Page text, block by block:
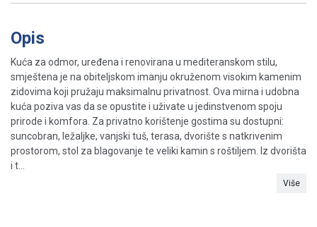
Opis
Kuća za odmor, uređena i renovirana u mediteranskom stilu,
smještena je na obiteljskom imanju okruženom visokim kamenim
zidovima koji pružaju maksimalnu privatnost. Ova mirna i udobna
kuća poziva vas da se opustite i uživate u jedinstvenom spoju
prirode i komfora. Za privatno korištenje gostima su dostupni:
suncobran, ležaljke, vanjski tuš, terasa, dvorište s natkrivenim
prostorom, stol za blagovanje te veliki kamin s roštiljem. Iz dvorišta
i t...
Više